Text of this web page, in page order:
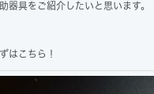
器具をご紹介したいと思います。
はこちら！